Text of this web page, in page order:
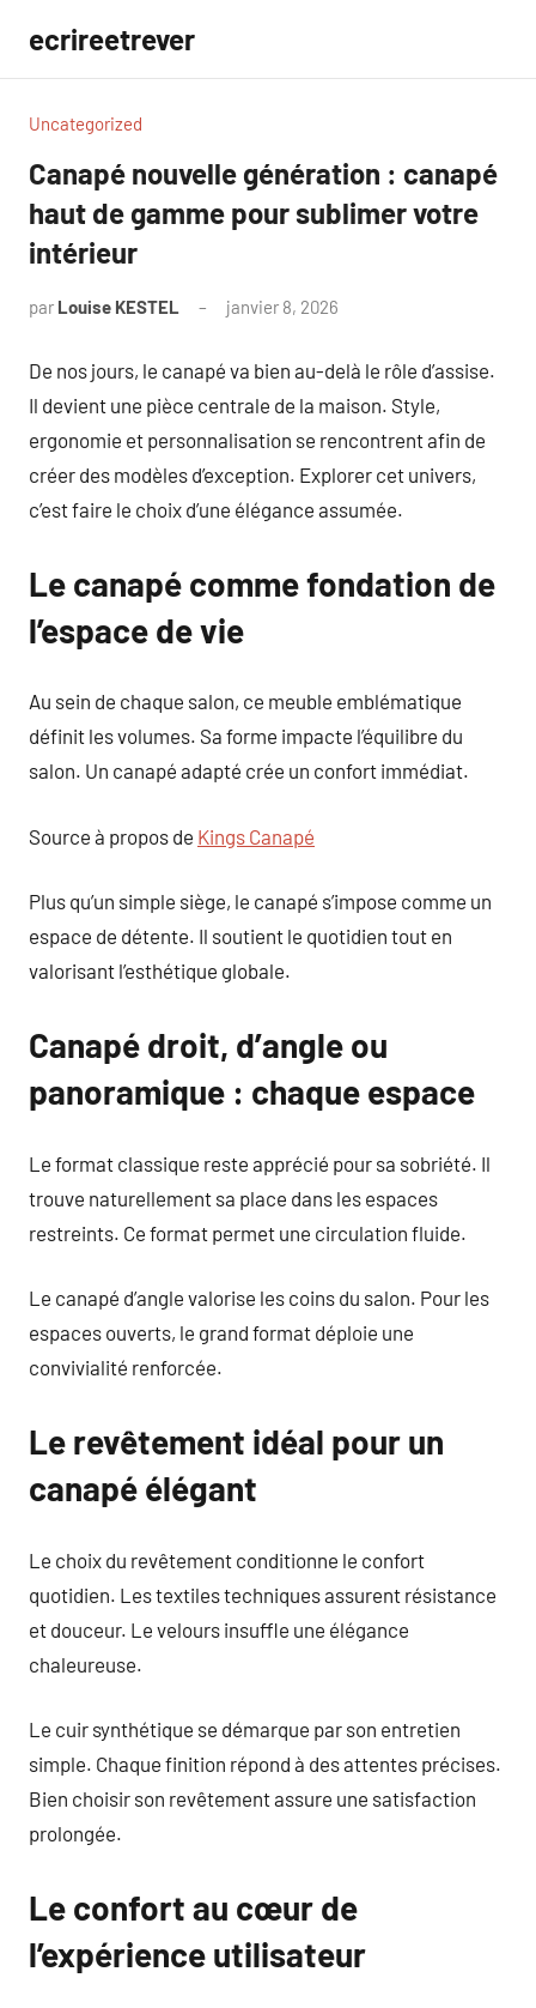
contenu
ecrireetrever
Uncategorized
Canapé nouvelle génération : canapé
haut de gamme pour sublimer votre
intérieur
par Louise KESTEL janvier 8, 2026
De nos jours, le canapé va bien au-delà le rôle d’assise.
Il devient une pièce centrale de la maison. Style,
ergonomie et personnalisation se rencontrent afin de
créer des modèles d’exception. Explorer cet univers,
c’est faire le choix d’une élégance assumée.
Le canapé comme fondation de
l’espace de vie
Au sein de chaque salon, ce meuble emblématique
définit les volumes. Sa forme impacte l’équilibre du
salon. Un canapé adapté crée un confort immédiat.
Source à propos de Kings Canapé
Plus qu’un simple siège, le canapé s’impose comme un
espace de détente. Il soutient le quotidien tout en
valorisant l’esthétique globale.
Canapé droit, d’angle ou
panoramique : chaque espace
Le format classique reste apprécié pour sa sobriété. Il
trouve naturellement sa place dans les espaces
restreints. Ce format permet une circulation fluide.
Le canapé d’angle valorise les coins du salon. Pour les
espaces ouverts, le grand format déploie une
convivialité renforcée.
Le revêtement idéal pour un
canapé élégant
Le choix du revêtement conditionne le confort
quotidien. Les textiles techniques assurent résistance
et douceur. Le velours insuffle une élégance
chaleureuse.
Le cuir synthétique se démarque par son entretien
simple. Chaque finition répond à des attentes précises.
Bien choisir son revêtement assure une satisfaction
prolongée.
Le confort au cœur de
l’expérience utilisateur